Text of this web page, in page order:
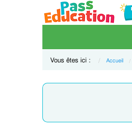
Vous êtes ici : Accueil